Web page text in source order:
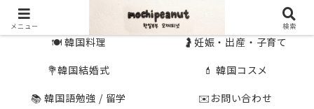
🍽 韓国料理
🤰妊娠・出産・子育て
💐韓国結婚式
💄 韓国コスメ
📚 韓国語勉強 / 留学
✉️お問い合わせ
メニュー 検索